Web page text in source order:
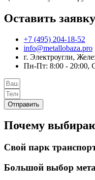
Оставить
+7 (495) 204-18-52
info@metallobaza.pro
г. Электроугли,
Пн-Пт: 8:00 - 20:00,
Отправить
Почему
Свой парк
Большой выбор